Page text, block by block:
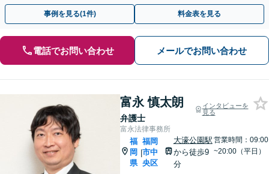
コミの削除請求・賠償請求のご相談はお任せ
事例を見る(1件) 料金表を見る
電話でお問い合わせ メールでお問い合わせ
富永 慎太朗
弁護士
インタビューを
見る
富永法律事務所
福
岡
県
|
福岡
市中
央区
大濠公園駅
から徒歩9
分
営業時間：09:00
~20:00（平日）